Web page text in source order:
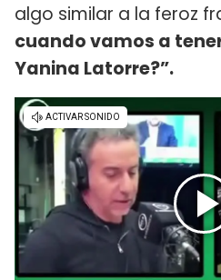
algo similar a la feroz
cuando vamos a
Yanina Latorre?”.